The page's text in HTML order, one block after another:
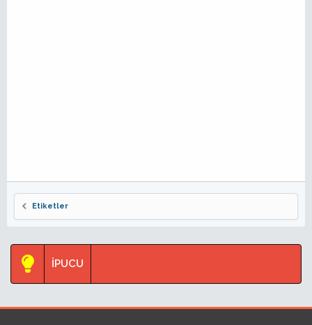
Etiketler
İPUCU